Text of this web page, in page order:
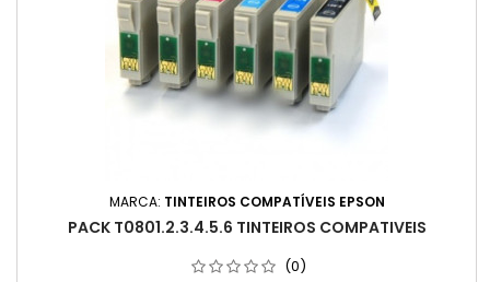
MARCA: TINTEIROS COMPATÍVEIS EPSON
PACK T0801.2.3.4.5.6 TINTEIROS COMPATIVEIS
(0)